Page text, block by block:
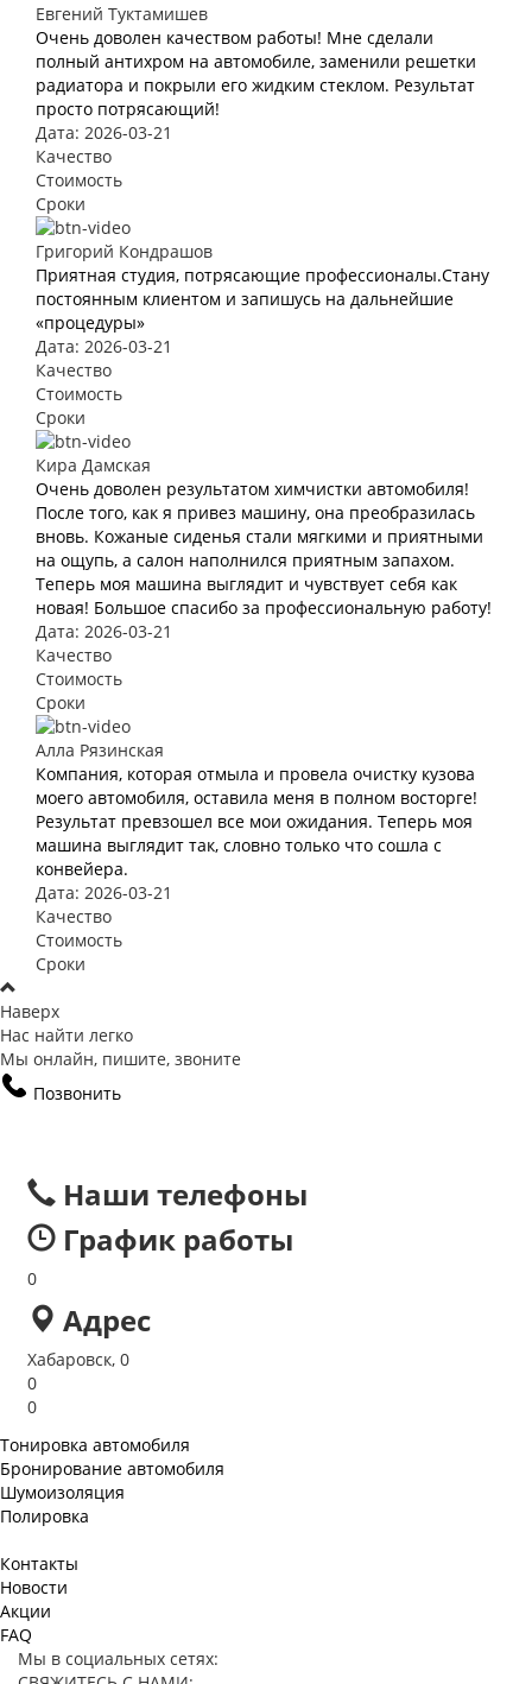
Евгений Туктамишев
Очень доволен качеством работы! Мне сделали
полный антихром на автомобиле, заменили решетки
радиатора и покрыли его жидким стеклом. Результат
просто потрясающий!
Дата: 2026-03-21
Качество
Стоимость
Сроки
Григорий Кондрашов
Приятная студия, потрясающие профессионалы.Стану
постоянным клиентом и запишусь на дальнейшие
«процедуры»
Дата: 2026-03-21
Качество
Стоимость
Сроки
Кира Дамская
Очень доволен результатом химчистки автомобиля!
После того, как я привез машину, она преобразилась
вновь. Кожаные сиденья стали мягкими и приятными
на ощупь, а салон наполнился приятным запахом.
Теперь моя машина выглядит и чувствует себя как
новая! Большое спасибо за профессиональную работу!
Дата: 2026-03-21
Качество
Стоимость
Сроки
Алла Рязинская
Компания, которая отмыла и провела очистку кузова
моего автомобиля, оставила меня в полном восторге!
Результат превзошел все мои ожидания. Теперь моя
машина выглядит так, словно только что сошла с
конвейера.
Дата: 2026-03-21
Качество
Стоимость
Сроки
Наверх
Нас найти легко
Мы онлайн, пишите, звоните
Позвонить
Наши телефоны
График работы
0
Адрес
Хабаровск, 0
0
0
Контакты
Новости
Акции
FAQ
Тонировка автомобиля
Бронирование автомобиля
Шумоизоляция
Полировка
Мы в социальных сетях: